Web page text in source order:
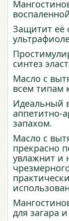
Защитит её
синтез
Масло с
всем типам
Идеальный
аппетитно-
запахом.
Масло с
прекрасно
увлажнит и
для загара